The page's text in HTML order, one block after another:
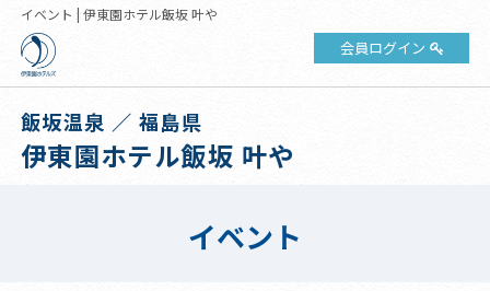
イベント | 伊東園ホテル飯坂 叶や
会員ログイン
飯坂温泉 ／ 福島県
伊東園ホテル飯坂 叶や
イベント